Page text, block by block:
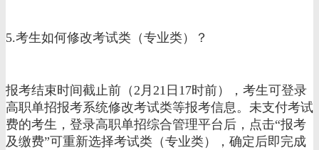
5.考生如何修改考试类（专业类）？
报考结束时间截止前（2月21日17时前），考生可登录
高职单招报考系统修改考试类等报考信息。未支付考试
费的考生，登录高职单招综合管理平台后，点击“报考
及缴费”可重新选择考试类（专业类），确定后即完成